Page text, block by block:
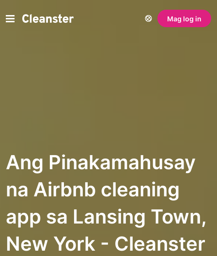
Mag log in
Ang Pinakamahusay
na Airbnb cleaning
app sa Lansing Town,
New York - Cleanster